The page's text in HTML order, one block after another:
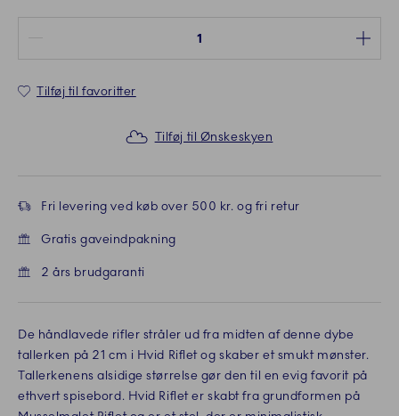
Tilføj til favoritter
Tilføj til Ønskeskyen
Fri levering ved køb over 500 kr. og fri retur
Gratis gaveindpakning
2 års brudgaranti
De håndlavede rifler stråler ud fra midten af denne dybe
tallerken på 21 cm i Hvid Riflet og skaber et smukt mønster.
Tallerkenens alsidige størrelse gør den til en evig favorit på
ethvert spisebord. Hvid Riflet er skabt fra grundformen på